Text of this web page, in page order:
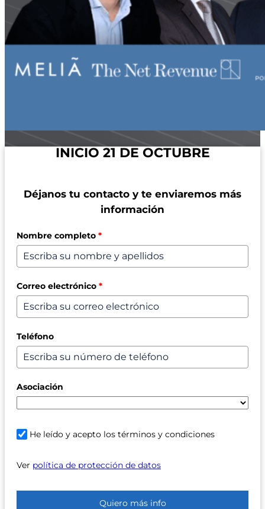
INICIO 21 DE OCTUBRE
Déjanos tu contacto y te enviaremos más
información
Nombre completo *
Correo electrónico *
Teléfono
Asociación
He leído y acepto los términos y condiciones
Ver política de protección de datos
Quiero más info